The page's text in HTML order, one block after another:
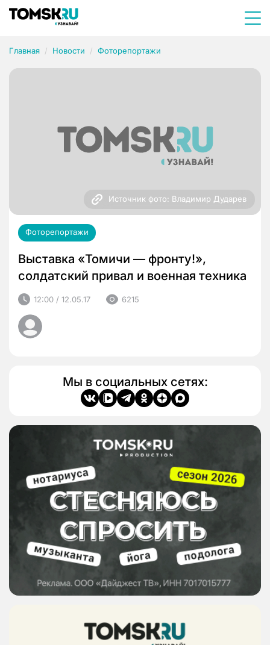
Главная Новости Фоторепортажи
Источник фото: Владимир Дударев
Фоторепортажи
Выставка «Томичи — фронту!»,
солдатский привал и военная техника
12:00 / 12.05.17 6215
Мы в социальных сетях: